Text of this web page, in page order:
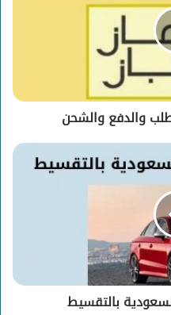
والدفع والشحن
بالتقسيط